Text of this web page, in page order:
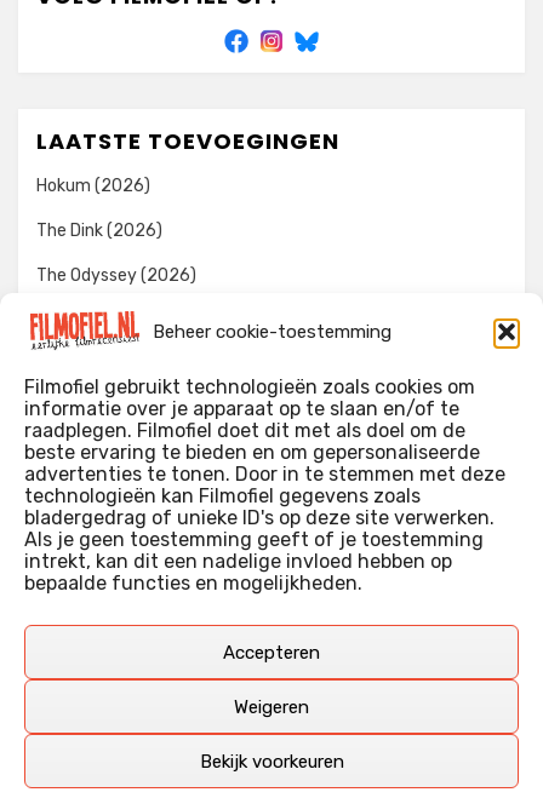
Beheer cookie-toestemming
Filmofiel gebruikt technologieën zoals cookies om
informatie over je apparaat op te slaan en/of te
raadplegen. Filmofiel doet dit met als doel om de
beste ervaring te bieden en om gepersonaliseerde
advertenties te tonen. Door in te stemmen met deze
technologieën kan Filmofiel gegevens zoals
bladergedrag of unieke ID's op deze site verwerken.
Als je geen toestemming geeft of je toestemming
intrekt, kan dit een nadelige invloed hebben op
bepaalde functies en mogelijkheden.
Accepteren
Weigeren
Bekijk voorkeuren
LAATSTE TOEVOEGINGEN
Hokum (2026)
The Dink (2026)
The Odyssey (2026)
Evil Dead Burn (2026)
WIE IK BEN…?
Ik ben ooit begonnen met m’n recensies omdat ik zoveel
films keek dat ik af en toe niet meer wist welke ik nu wel of
niet gezien had. Ik ben een filmliefhebber, heb als hobby nog
erg lang in een videotheek gewerkt, en heb als coproducent
Deze recensies zijn dan ook vooral vrij pretentieloze
aangevuld met een groeiende kennis over de kunde én de
kunst van het maken van film.